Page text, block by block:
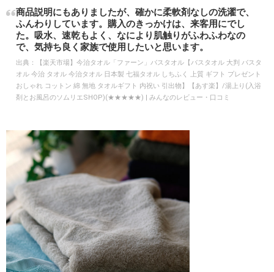
商品説明にもありましたが、確かに柔軟剤なしの洗濯で、
ふんわりしています。購入のきっかけは、来客用にでし
た。吸水、速乾もよく、なにより肌触りがふわふわなの
で、気持ち良く家族で使用したいと思います。
出典：
【楽天市場】今治タオル「ファーン」バスタオル【バスタオル 大判 バスタ
オル 今治 タオル 今治タオル 日本製 七福タオル しちふく 上質 ギフト プレゼント
おしゃれ コットン 綿 無地 タオルギフト 内祝い 引出物】【あす楽】/湯上り(入浴
剤とお風呂のソムリエSHOP)(★★★★★) | みんなのレビュー・口コミ